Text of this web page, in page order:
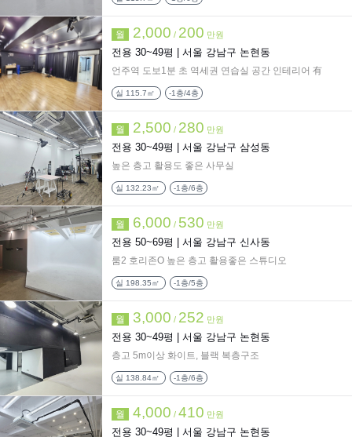
월 2,000 / 200 만원
전용 30~49평 | 서울 강남구 논현동
언주역 도보1분 초 역세권 연습실 공간 인테리어 有
실 115.7㎡ -1층/4층
월 2,500 / 280 만원
전용 30~49평 | 서울 강남구 삼성동
높은 층고 활용도 좋은 사무실
실 132.23㎡ -1층/6층
월 6,000 / 530 만원
전용 50~69평 | 서울 강남구 신사동
룸2 호리존O 높은 층고 활용좋은 스튜디오
실 198.35㎡ -1층/5층
월 3,000 / 252 만원
전용 30~49평 | 서울 강남구 논현동
층고 5m이상 화이트, 블랙 복층구조
실 138.84㎡ -1층/6층
월 4,000 / 410 만원
전용 30~49평 | 서울 강남구 논현동